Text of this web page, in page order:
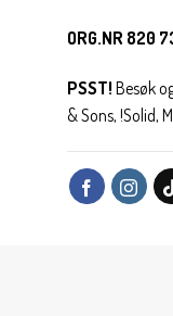
ORG.NR 820
PSST! Besøk
& Sons, !Solid,